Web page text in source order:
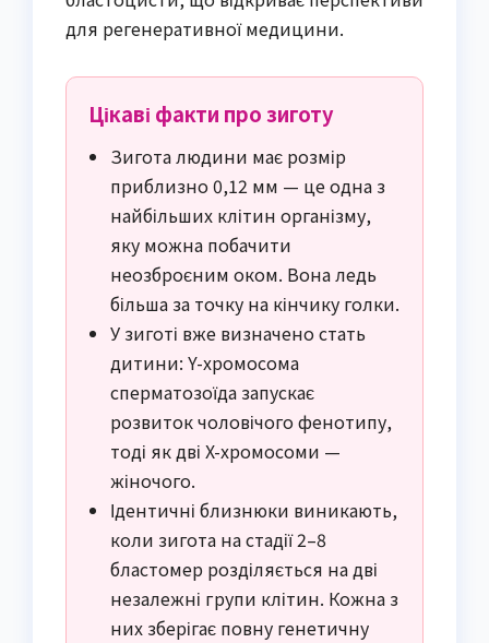
для регенеративної медицини.
Цікаві факти про зиготу
Зигота людини має розмір
приблизно 0,12 мм — це одна з
найбільших клітин організму,
яку можна побачити
неозброєним оком. Вона ледь
більша за точку на кінчику голки.
У зиготі вже визначено стать
дитини: Y-хромосома
сперматозоїда запускає
розвиток чоловічого фенотипу,
тоді як дві X-хромосоми —
жіночого.
Ідентичні близнюки виникають,
коли зигота на стадії 2–8
бластомер розділяється на дві
незалежні групи клітин. Кожна з
них зберігає повну генетичну